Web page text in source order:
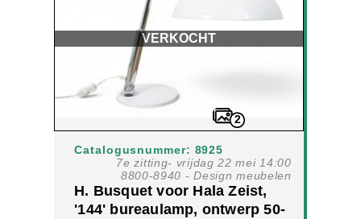
VERKOCHT
2
Catalogusnummer: 8925
7e zitting- vrijdag 22 mei 14:00
8800-8940 - Design meubelen
H. Busquet voor Hala Zeist,
'144' bureaulamp, ontwerp 50-